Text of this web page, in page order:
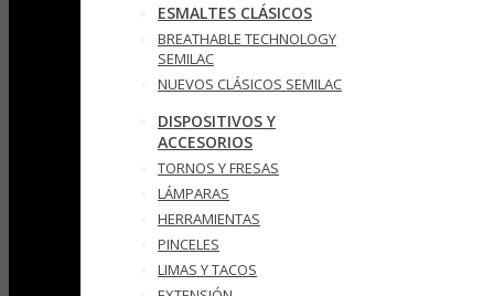
ESMALTES CLÁSICOS
BREATHABLE TECHNOLOGY
SEMILAC
NUEVOS CLÁSICOS SEMILAC
DISPOSITIVOS Y
ACCESORIOS
TORNOS Y FRESAS
LÁMPARAS
HERRAMIENTAS
PINCELES
LIMAS Y TACOS